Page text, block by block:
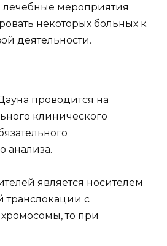
лечебные мероприятия
некоторых больных к
деятельности.
проводится на
клинического
анализа.
является носителем
транслокации с
то при